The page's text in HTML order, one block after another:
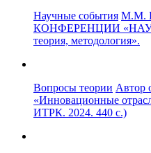
Научные события М.М.
КОНФЕРЕНЦИИ
теория, методология».
Вопросы теории Автор
«Инновационные
ИТРК. 2024. 440 с.)